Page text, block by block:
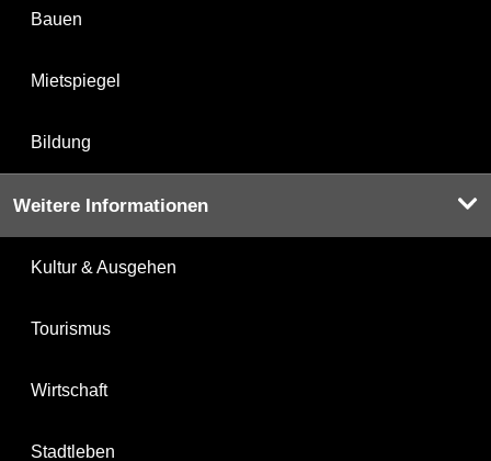
Bauen
Mietspiegel
Bildung
Weitere Informationen
Kultur & Ausgehen
Tourismus
Wirtschaft
Stadtleben